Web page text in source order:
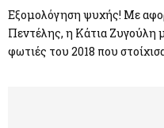
Εξομολόγηση ψυχής! Με
Πεντέλης, η Κάτια Ζυγούλη
φωτιές του 2018 που